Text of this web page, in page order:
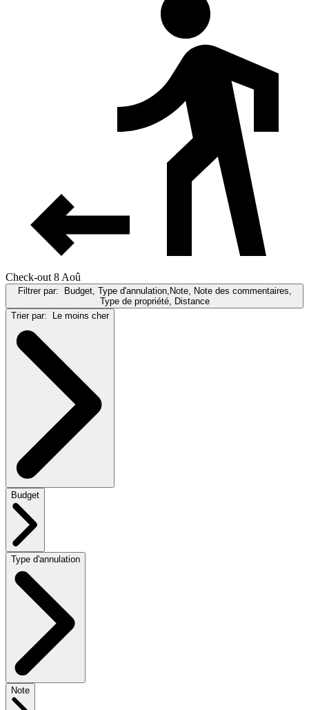
Check-out 8 Aoû
Filtrer par: Budget, Type d'annulation,Note, Note des commentaires,
Type de propriété, Distance
Trier par: Le moins cher
Budget
Type d'annulation
Note